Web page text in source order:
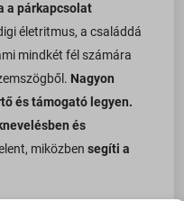
a párkapcsolat
életritmus, a családdá
mindkét fél számára
Nagyon
és támogató legyen.
és
miközbensegíti a